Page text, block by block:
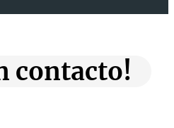
contacto!